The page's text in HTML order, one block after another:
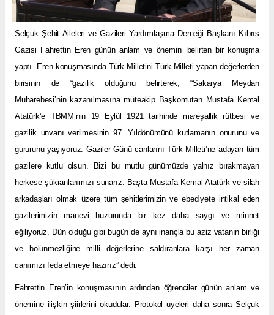
Selçuk Şehit Aileleri ve Gazileri Yardımlaşma Derneği Başkanı Kıbrıs
Gazisi Fahrettin Eren günün anlam ve önemini belirten bir konuşma
yaptı. Eren konuşmasında Türk Milletini Türk Milleti yapan değerlerden
birisinin de “gazilik olduğunu belirterek; “Sakarya Meydan
Muharebesi’nin kazanılmasına müteakip Başkomutan Mustafa Kemal
Atatürk’e TBMM’nin 19 Eylül 1921 tarihinde mareşallik rütbesi ve
gazilik unvanı verilmesinin 97. Yıldönümünü kutlamanın onurunu ve
gururunu yaşıyoruz. Gaziler Günü canlarını Türk Milleti’ne adayan tüm
gazilere kutlu olsun. Bizi bu mutlu günümüzde yalnız bırakmayan
herkese şükranlarımızı sunarız. Başta Mustafa Kemal Atatürk ve silah
arkadaşları olmak üzere tüm şehitlerimizin ve ebediyete intikal eden
gazilerimizin manevi huzurunda bir kez daha saygı ve minnet
eğiliyoruz. Dün olduğu gibi bugün de aynı inançla bu aziz vatanın birliği
ve bölünmezliğine milli değerlerine saldıranlara karşı her zaman
canımızı feda etmeye hazırız” dedi.
Fahrettin Eren’in konuşmasının ardından öğrenciler günün anlam ve
önemine ilişkin şiirlerini okudular. Protokol üyeleri daha sonra Selçuk